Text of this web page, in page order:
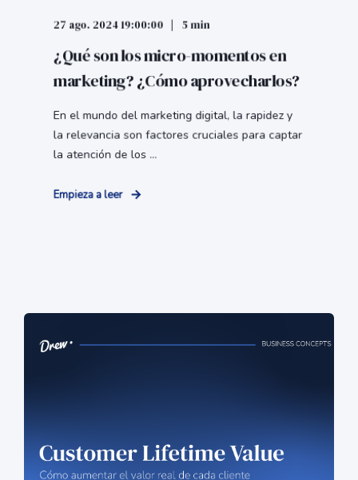
27 ago. 2024 19:00:00 5 min
¿Qué son los micro-momentos en
marketing? ¿Cómo aprovecharlos?
En el mundo del marketing digital, la rapidez y
la relevancia son factores cruciales para captar
la atención de los ...
Empieza a leer